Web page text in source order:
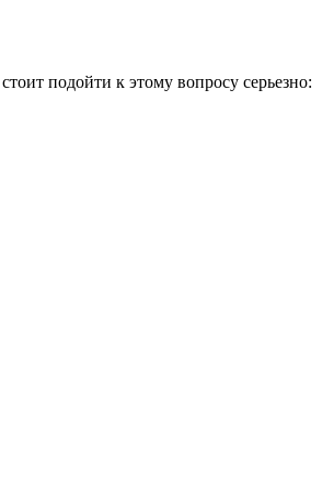
подойти к этому вопросу серьезно: